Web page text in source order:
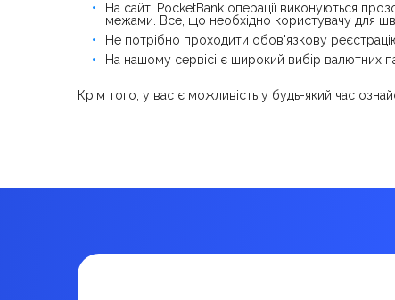
На сайті PocketBank операції виконуються
межами. Все, що необхідно користувачу для
Не потрібно проходити обов'язкову
На нашому сервісі є широкий вибір валютних
Крім того, у вас є можливість у будь-який час